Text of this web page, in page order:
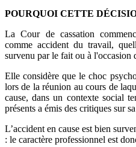
POURQUOI CETTE
La Cour de cassation
comme accident du travail,
survenu par le fait ou à l'occasion
Elle considère que le choc
lors de la réunion au cours de
cause, dans un contexte social
présents a émis des critiques sur
L’accident en cause est bien
: le caractère professionnel est